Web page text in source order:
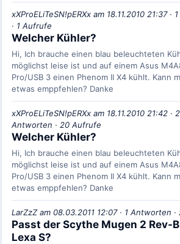
xXProELiTeSN!pERXx am 18.11.2010 21:37 ·
· 1 Aufrufe
Welcher Kühler?
Hi, Ich brauche einen blau beleuchteten
möglichst leise ist und auf einem Asus
Pro/USB 3 einen Phenom II X4 kühlt. Kann
etwas emppfehlen? Danke
xXProELiTeSN!pERXx am 18.11.2010 21:42 · 2
Antworten · 20 Aufrufe
Welcher Kühler?
Hi, Ich brauche einen blau beleuchteten
möglichst leise ist und auf einem Asus
Pro/USB 3 einen Phenom II X4 kühlt. Kann
etwas emppfehlen? Danke
LarZzZ am 08.03.2011 12:07 · 1 Antworten
Passt der Scythe Mugen 2 Rev-
Lexa S?